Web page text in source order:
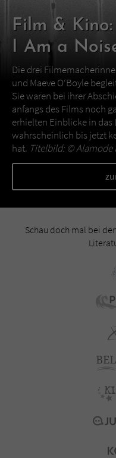
Film & Kino:
I Am a
Die drei
und Maeve O‘Boyle
Sie waren bei ihrer
anfangs des Films noch
erhielten Einblicke in das
wahrscheinlich bis jetzt
hat. Titelbild: ©Alamode
Schau doch mal bei